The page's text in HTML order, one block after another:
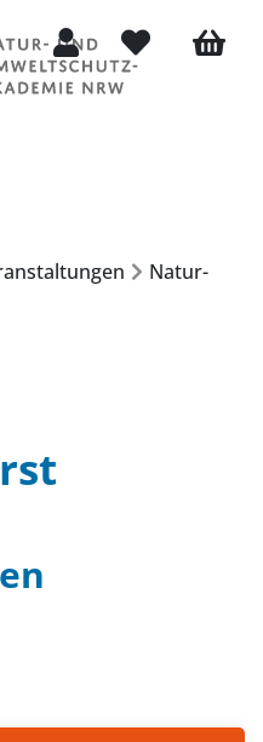
Mein KontoMerkliste
Natur-